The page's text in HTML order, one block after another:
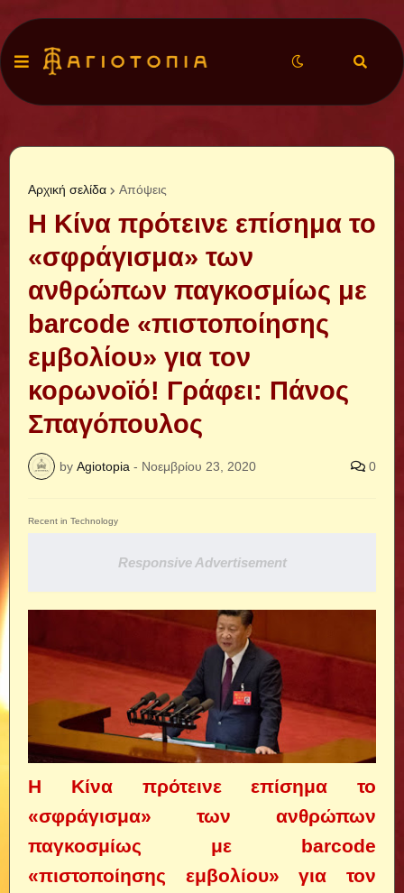
Αρχική σελίδα Απόψεις
Η Κίνα πρότεινε επίσημα το
«σφράγισμα» των
ανθρώπων παγκοσμίως με
barcode «πιστοποίησης
εμβολίου» για τον
κορωνοϊό! Γράφει: Πάνος
Σπαγόπουλος
by Agiotopia - Νοεμβρίου 23, 2020 0
Recent in Technology
Responsive Advertisement
Η Κίνα πρότεινε επίσημα το
«σφράγισμα» των ανθρώπων
παγκοσμίως με barcode
«πιστοποίησης εμβολίου» για τον